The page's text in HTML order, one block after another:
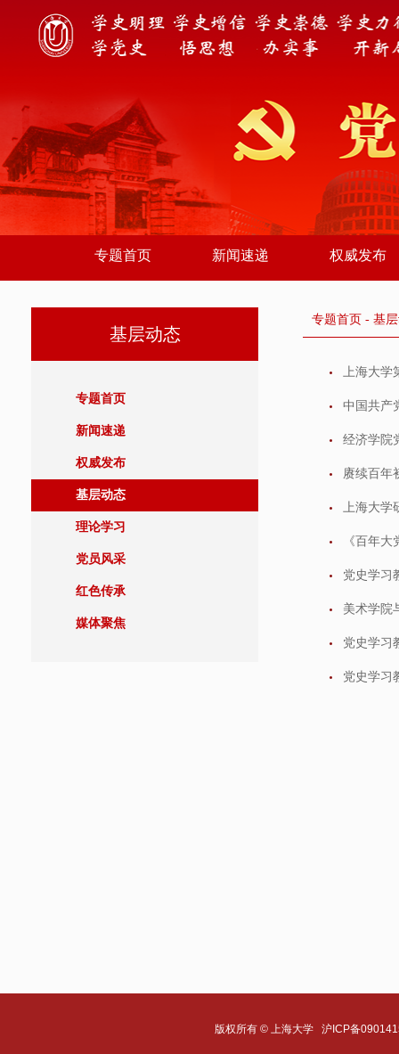
专题首页 新闻速递 权威发布
基层动态
专题首页
新闻速递
权威发布
基层动态
理论学习
党员风采
红色传承
媒体聚焦
专题首页 - 基
上海大学
经济学院
赓续百年
上海大学
《百年
党史学习
美术学院
党史学习
版权所有 ©上海大学 沪ICP备